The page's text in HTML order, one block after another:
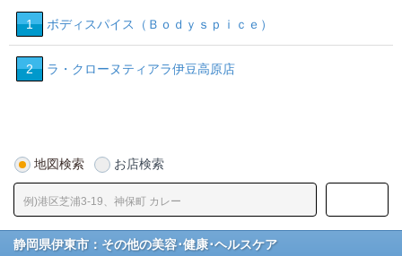
1 ボディスパイス（Ｂｏｄｙｓｐｉｃｅ）
2 ラ・クローヌティアラ伊豆高原店
地図検索 お店検索
静岡県伊東市：その他の美容･健康･ヘルスケア